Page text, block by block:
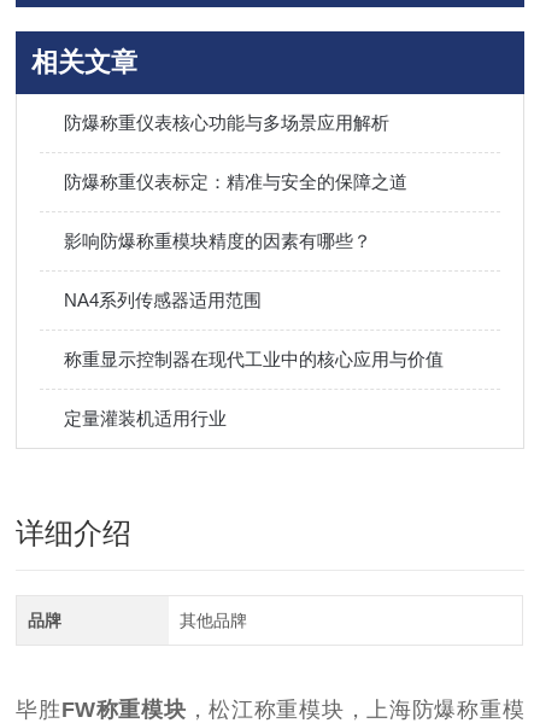
相关文章
防爆称重仪表核心功能与多场景应用解析
防爆称重仪表标定：精准与安全的保障之道
影响防爆称重模块精度的因素有哪些？
NA4系列传感器适用范围
称重显示控制器在现代工业中的核心应用与价值
定量灌装机适用行业
详细介绍
品牌 其他品牌
毕胜FW称重模块 ，松江称重模块，上海防爆称重模